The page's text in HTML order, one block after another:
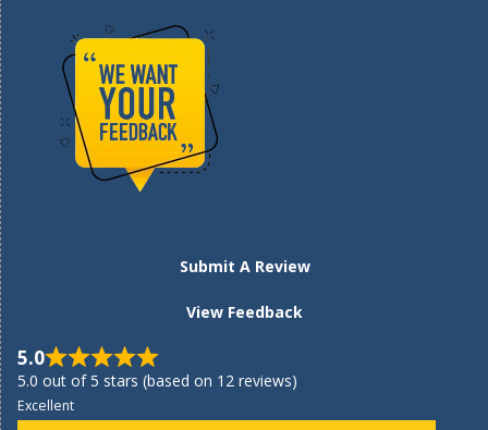
Submit A Review
View Feedback
5.0
5.0 out of 5 stars (based on 12 reviews)
Excellent